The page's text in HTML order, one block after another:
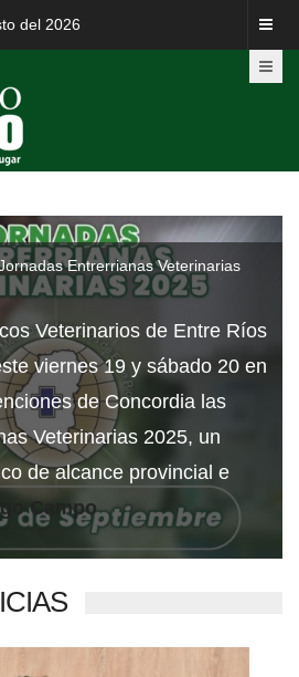
del 2026
8° Congreso Internacional
de la entidad, Lucas
lo que aporta el campo a
además, las necesidades
El gobernador
su parte, reivindicó el rol
en el cooperativismo.